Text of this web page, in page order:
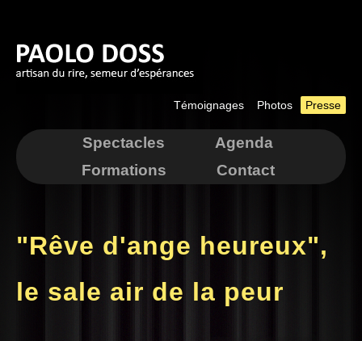
Aller au
contenu
Témoignages Photos Presse
Spectacles
Agenda
Formations
Contact
"Rêve d'ange heureux",
le sale air de la peur